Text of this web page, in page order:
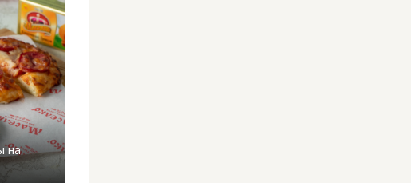
на